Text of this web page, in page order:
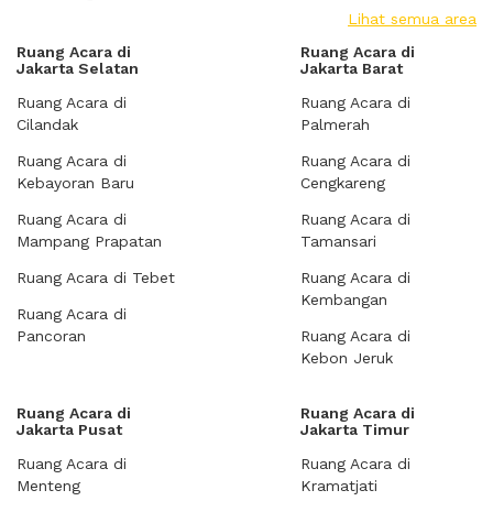
Lihat semua area
Ruang Acara di
Jakarta Selatan
Ruang Acara di
Cilandak
Ruang Acara di
Kebayoran Baru
Ruang Acara di
Mampang Prapatan
Ruang Acara di Tebet
Ruang Acara di
Pancoran
Ruang Acara di
Jakarta Barat
Ruang Acara di
Palmerah
Ruang Acara di
Cengkareng
Ruang Acara di
Tamansari
Ruang Acara di
Kembangan
Ruang Acara di
Kebon Jeruk
Ruang Acara di
Jakarta Pusat
Ruang Acara di
Menteng
Ruang Acara di
Jakarta Timur
Ruang Acara di
Kramatjati